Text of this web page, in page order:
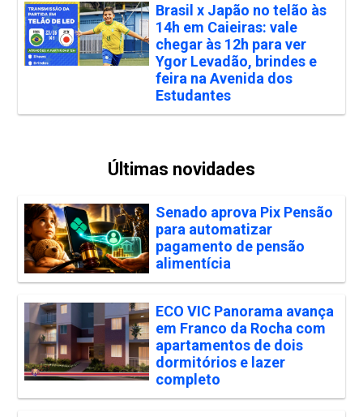
Brasil x Japão no telão às
14h em Caieiras: vale
chegar às 12h para ver
Ygor Levadão, brindes e
feira na Avenida dos
Estudantes
Últimas novidades
Senado aprova Pix Pensão
para automatizar
pagamento de pensão
alimentícia
ECO VIC Panorama avança
em Franco da Rocha com
apartamentos de dois
dormitórios e lazer
completo